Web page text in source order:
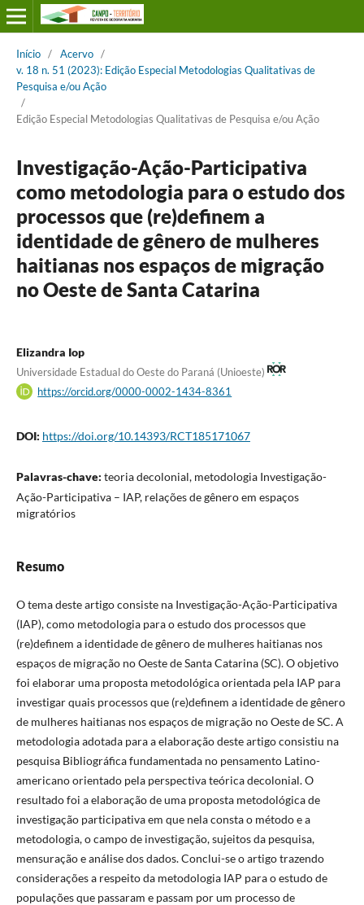
Início / Acervo /
v. 18 n. 51 (2023): Edição Especial Metodologias Qualitativas de
Pesquisa e/ou Ação
/
Edição Especial Metodologias Qualitativas de Pesquisa e/ou Ação
Investigação-Ação-Participativa
como metodologia para o estudo dos
processos que (re)definem a
identidade de gênero de mulheres
haitianas nos espaços de migração
no Oeste de Santa Catarina
Elizandra Iop
Universidade Estadual do Oeste do Paraná (Unioeste)
https://orcid.org/0000-0002-1434-8361
DOI: https://doi.org/10.14393/RCT185171067
Palavras-chave: teoria decolonial, metodologia Investigação-
Ação-Participativa – IAP, relações de gênero em espaços
migratórios
Resumo
O tema deste artigo consiste na Investigação-Ação-Participativa
(IAP), como metodologia para o estudo dos processos que
(re)definem a identidade de gênero de mulheres haitianas nos
espaços de migração no Oeste de Santa Catarina (SC). O objetivo
foi elaborar uma proposta metodológica orientada pela IAP para
investigar quais processos que (re)definem a identidade de gênero
de mulheres haitianas nos espaços de migração no Oeste de SC. A
metodologia adotada para a elaboração deste artigo consistiu na
pesquisa Bibliográfica fundamentada no pensamento Latino-
americano orientado pela perspectiva teórica decolonial. O
resultado foi a elaboração de uma proposta metodológica de
investigação participativa em que nela consta o método e a
metodologia, o campo de investigação, sujeitos da pesquisa,
mensuração e análise dos dados. Conclui-se o artigo trazendo
considerações a respeito da metodologia IAP para o estudo de
populações que passaram e passam por um processo de